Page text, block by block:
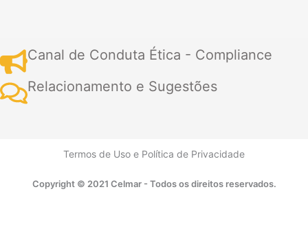
c
e
b
o
t
w
t
t
n
k
d
i
s
t
g
r
u
t
b
e
a
a
p
k
Canal de Conduta Ética - Compliance
Relacionamento e Sugestões
Termos de Uso e Política de Privacidade
Copyright © 2021 Celmar - Todos os direitos reservados.